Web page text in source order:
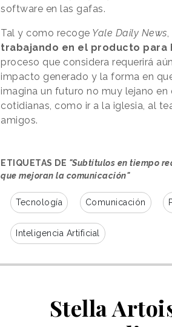
software en las gafas.
Tal y como recoge Yale Daily News
trabajando en el producto para
proceso que considera requerirá
impacto generado y la forma en
imagina un futuro no muy lejano
cotidianas, como ir a la iglesia, al
amigos.
ETIQUETAS DE "Subtítulos en tiempo
que mejoran la comunicación"
Tecnología Comunicación
Inteligencia Artificial
Stella